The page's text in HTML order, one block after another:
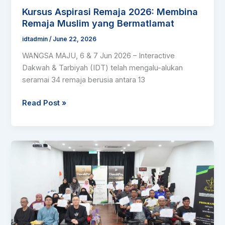
Kursus Aspirasi Remaja 2026: Membina
Remaja Muslim yang Bermatlamat
idtadmin/ June 22, 2026
WANGSA MAJU, 6 & 7 Jun 2026 – Interactive
Dakwah & Tarbiyah (IDT) telah mengalu-alukan
seramai 34 remaja berusia antara 13
Read Post »
DawahPro
2:
Memperkasa